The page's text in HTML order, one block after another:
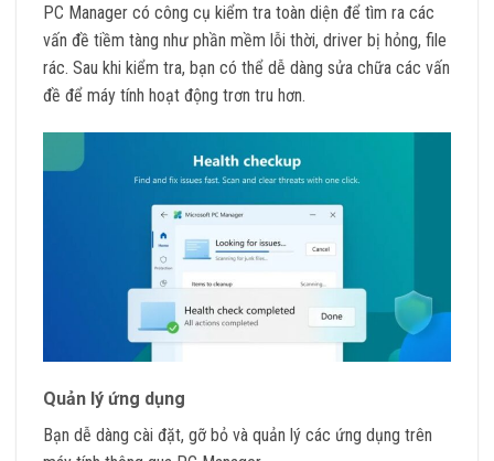
PC Manager có công cụ kiểm tra toàn diện để tìm ra các
vấn đề tiềm tàng như phần mềm lỗi thời, driver bị hỏng, file
rác. Sau khi kiểm tra, bạn có thể dễ dàng sửa chữa các vấn
đề để máy tính hoạt động trơn tru hơn.
Quản lý ứng dụng
Bạn dễ dàng cài đặt, gỡ bỏ và quản lý các ứng dụng trên